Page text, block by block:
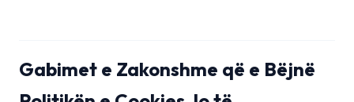
Gabimet e Zakonshme që e Bëjnë